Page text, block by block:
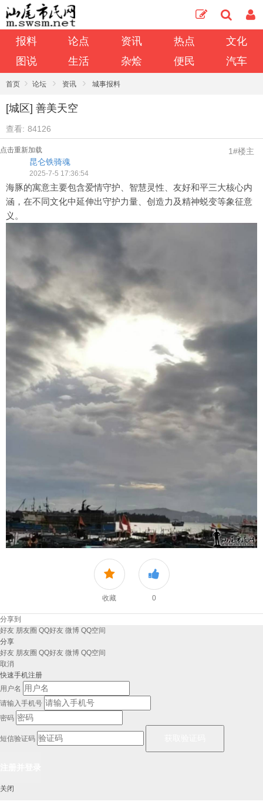
报料 论点 资讯 热点
文化
图说
生活 杂烩 便民 汽车
首页 › 论坛 › 资讯 › 城事报料
[城区] 善美天空
查看: 84126
点击重新加载
昆仑铁骑魂
2025-7-5 17:36:54
1#楼主
海豚的寓意主要包含爱情守护、智慧灵性、友好和平三大核心内
涵，在不同文化中延伸出守护力量、创造力及精神蜕变等象征意
义。
收藏 0
分享到
好友 朋友圈 QQ好友 微博 QQ空间
分享
好友 朋友圈 QQ好友 微博 QQ空间
取消
快速手机注册
用户名
请输入手机号
密码
短信验证码
关闭